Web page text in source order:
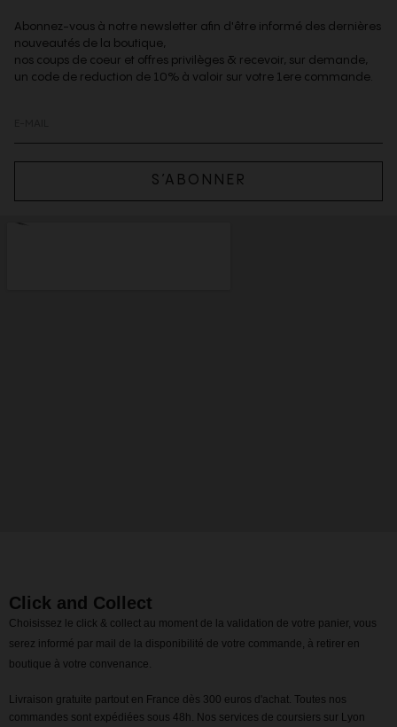
Abonnez-vous à notre newsletter afin d'être informé des dernières
nouveautés de la boutique,
nos coups de coeur et offres privilèges & recevoir, sur demande,
un code de reduction de 10% à valoir sur votre 1ere commande.
S’ABONNER
Click and Collect
Choisissez le click & collect au moment de la validation de votre panier, vous
serez informé par mail de la disponibilité de votre commande, à retirer en
boutique à votre convenance.
Livraison gratuite partout en France dès 300 euros d'achat. Toutes nos
commandes sont expédiées sous 48h. Nos services de coursiers sur Lyon